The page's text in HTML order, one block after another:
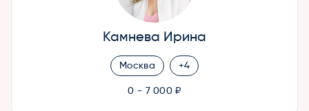
Камнева Ирина
Москва +4
0 - 7 000 ₽